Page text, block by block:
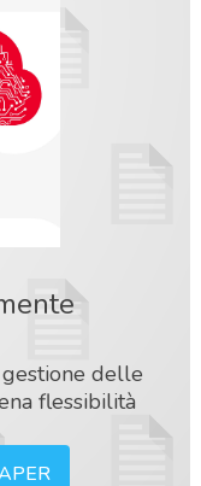
delle
flessibilità